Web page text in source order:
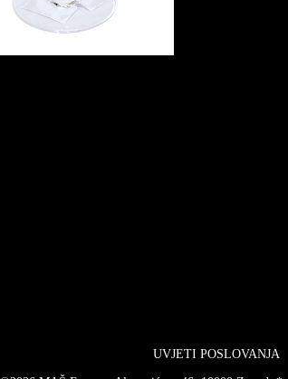
UVJETI POSLOVANJA